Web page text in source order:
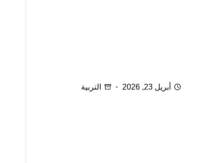
أبريل 23, 2026
التربية